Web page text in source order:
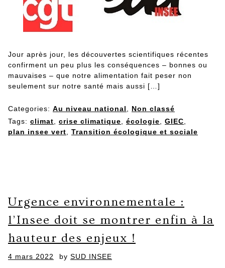
Jour après jour, les découvertes scientifiques récentes
confirment un peu plus les conséquences – bonnes ou
mauvaises – que notre alimentation fait peser non
seulement sur notre santé mais aussi […]
Categories: Au niveau national
Non classé
Tags: climat crise climatique écologie GIEC
plan insee vert
Transition écologique et sociale
Urgence environnementale :
l’Insee doit se montrer enfin à la
hauteur des enjeux !
Posted
4 mars 2022 by SUD INSEE